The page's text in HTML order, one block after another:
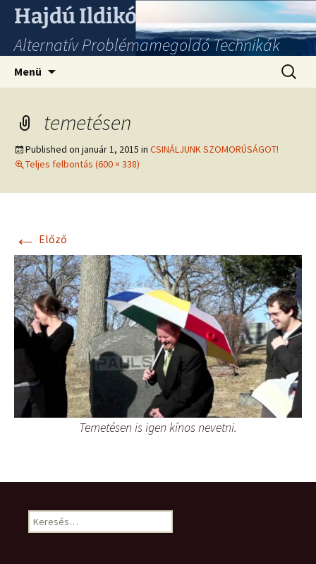
Hajdú Ildikó
Alternatív Problémamegoldó Technikák
Menü
temetésen
Published on január 1, 2015 in CSINÁLJUNK SZOMORÚSÁGOT!
Teljes felbontás (600 × 338)
← Előző
Temetésen is igen kínos nevetni.
Keresés: